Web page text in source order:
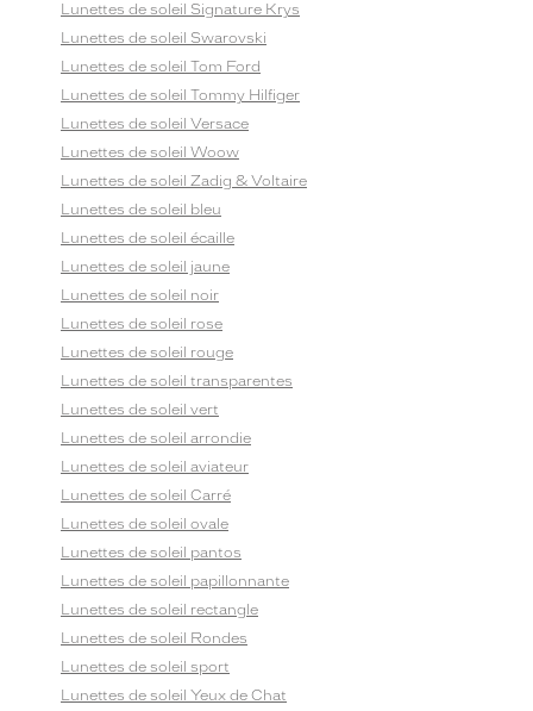
Lunettes de soleil Signature Krys
Lunettes de soleil Swarovski
Lunettes de soleil Tom Ford
Lunettes de soleil Tommy Hilfiger
Lunettes de soleil Versace
Lunettes de soleil Woow
Lunettes de soleil Zadig & Voltaire
Lunettes de soleil bleu
Lunettes de soleil écaille
Lunettes de soleil jaune
Lunettes de soleil noir
Lunettes de soleil rose
Lunettes de soleil rouge
Lunettes de soleil transparentes
Lunettes de soleil vert
Lunettes de soleil arrondie
Lunettes de soleil aviateur
Lunettes de soleil Carré
Lunettes de soleil ovale
Lunettes de soleil pantos
Lunettes de soleil papillonnante
Lunettes de soleil rectangle
Lunettes de soleil Rondes
Lunettes de soleil sport
Lunettes de soleil Yeux de Chat